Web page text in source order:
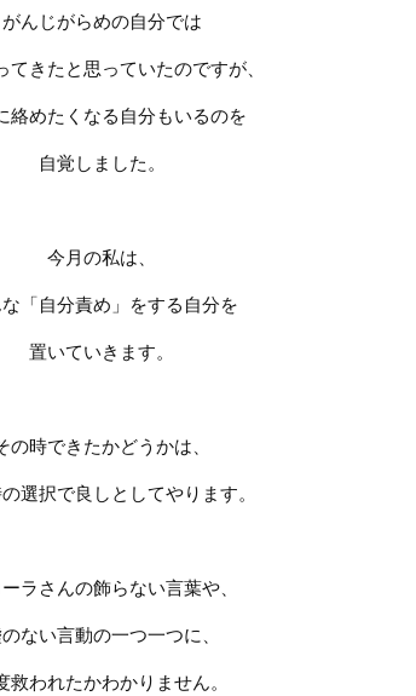
がんじがらめの自分では
てきたと思っていたのですが、
絡めたくなる自分もいるのを
自覚しました。
今月の私は、
「自分責め」をする自分を
置いていきます。
の時できたかどうかは、
選択で良しとしてやります。
ラさんの飾らない言葉や、
ない言動の一つ一つに、
救われたかわかりません。